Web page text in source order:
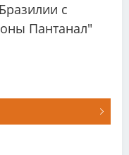
с
Пантанал"